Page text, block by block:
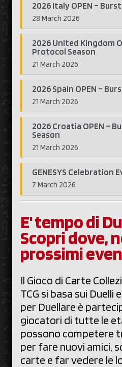
E' tempo di
Scopri dove,
prossimi
Il Gioco di Carte
TCG si basa sui Duelli
per Duellare è
giocatori di tutte le
possono competere
per fare nuovi amici,
carte e far vedere le
2026 Italy OPEN –
28 March 2026
2026 United Kingdom
Protocol Season
21 March 2026
2026 Spain OPEN –
21 March 2026
2026 Croatia OPEN –
Season
21 March 2026
GENESYS Celebration
7 March 2026